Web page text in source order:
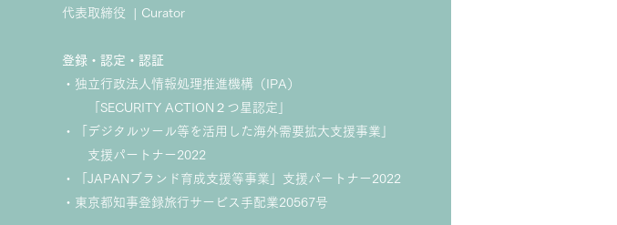
代表取締役 | Curator
​​登録・認定・認証
・独立行政法人情報処理推進機構（IPA）
「SECURITY ACTION２つ星認定」
・「デジタルツール等を活用した海外需要拡大支援事業」
支援パートナー2022
​・「JAPANブランド育成支援等事業」支援パートナー2022
​・東京都知事登録旅行サービス手配業20567号